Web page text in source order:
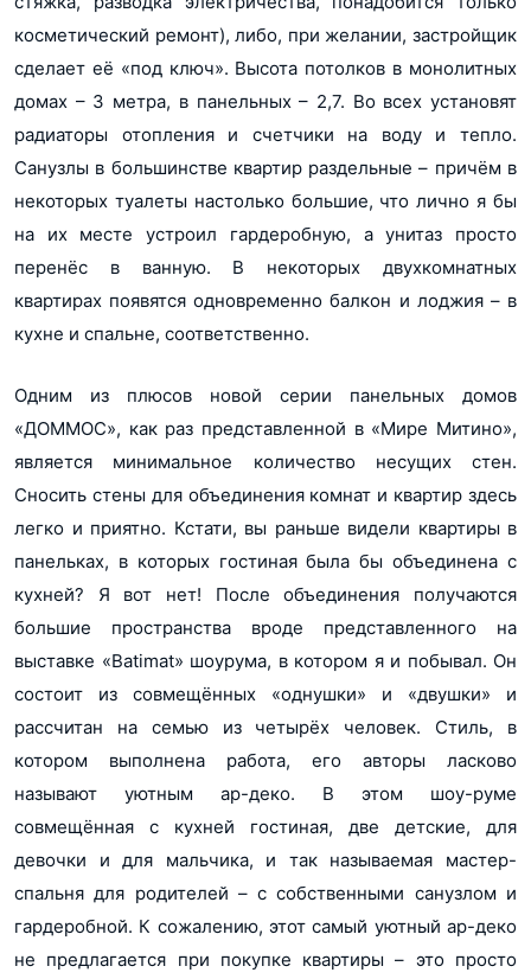
косметический ремонт), либо, при желании, застройщик
сделает её «под ключ». Высота потолков в монолитных
домах – 3 метра, в панельных – 2,7. Во всех установят
радиаторы отопления и счетчики на воду и тепло.
Санузлы в большинстве квартир раздельные – причём в
некоторых туалеты настолько большие, что лично я бы
на их месте устроил гардеробную, а унитаз просто
перенёс в ванную. В некоторых двухкомнатных
квартирах появятся одновременно балкон и лоджия – в
кухне и спальне, соответственно.
Одним из плюсов новой серии панельных домов
«ДОММОС», как раз представленной в «Мире Митино»,
является минимальное количество несущих стен.
Сносить стены для объединения комнат и квартир здесь
легко и приятно. Кстати, вы раньше видели квартиры в
панельках, в которых гостиная была бы объединена с
кухней? Я вот нет! После объединения получаются
большие пространства вроде представленного на
выставке «Batimat» шоурума, в котором я и побывал. Он
состоит из совмещённых «однушки» и «двушки» и
рассчитан на семью из четырёх человек. Стиль, в
котором выполнена работа, его авторы ласково
называют уютным ар-деко. В этом шоу-руме
совмещённая с кухней гостиная, две детские, для
девочки и для мальчика, и так называемая мастер-
спальня для родителей – с собственными санузлом и
гардеробной. К сожалению, этот самый уютный ар-деко
не предлагается при покупке квартиры – это просто